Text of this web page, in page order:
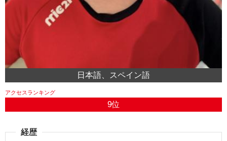
日本語、スペイン語
9位
経歴